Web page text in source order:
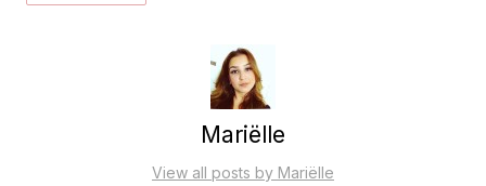
Mariëlle
View all posts by Mariëlle